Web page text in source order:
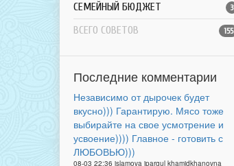
СЕМЕЙНЫЙ БЮДЖЕТ 3
ВСЕГО СОВЕТОВ 155
Последние комментарии
Независимо от дырочек будет
вкусно))) Гарантирую. Мясо тоже
выбирайте на свое усмотрение и
усвоение)))) Главное - готовить с
ЛЮБОВЬЮ)))
08-03 22:36 islamova ipargul khamidkhanovna